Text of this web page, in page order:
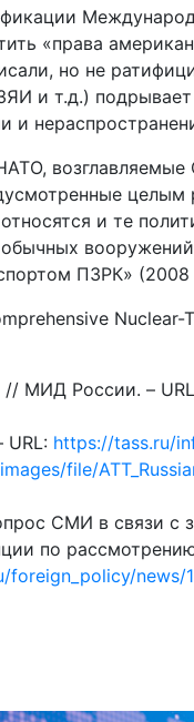
«права
но не
и т.д.)
и
целым
и те
ПЗРК» (2008
Nuclear-
// МИД России. –
https://tass.ru/
file/
СМИ в связи с
по
news/